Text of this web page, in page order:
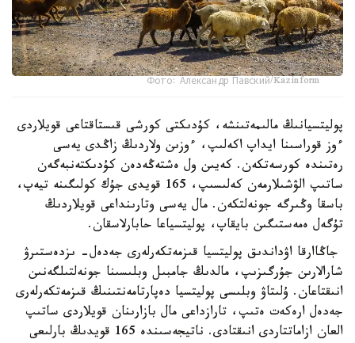
Фото: Александр Павский/Kazinform
پوليتسيانىڭ مالىمەتىنشە، كۇدىكتى كورشى قىستاقتاعى قويلاردى
ءوز قوراسىنا ايداپ اكەلىپ، ءوزىن ولاردىڭ زاڭدى يەسى
رەتىندە كورسەتكەن. كەيىن ول ەشتەڭەدەن كۇدىكتەنبەگەن
ساتىپ الۋشىلارمەن كەلىسىپ، 165 قويدى جۇك كولىگىنە تيەپ،
باسقا وڭىرگە جونەلتكەن. مال يەسى وتارىنداعى قويلاردىڭ
تۇگەل ەمەستىگىن بايقاپ، پوليتسياعا حابارلاسقان.
جاڭاارقا اۋداندىق پوليتسيا قىزمەتكەرلەرى جەدەل- ىزدەستىرۋ
شارالارىن جۇرگىزىپ، مالدىڭ جامبىل وبلىسىنا جونەلتىلگەنىن
انىقتاعان. ۇلىتاۋ وبلىسى پوليتسيا دەپارتامەنتىنىڭ قىزمەتكەرلەرى
جەدەل ارەكەت ەتىپ، تارازداعى مال بازارىنان قويلاردى ساتىپ
العان ازاماتتاردى انىقتادى. ناتيجەسىندە 165 قويدىڭ بارلىعى